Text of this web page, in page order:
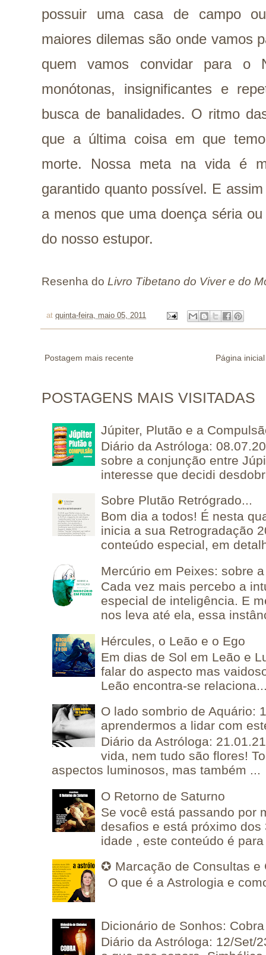
possuir uma casa de campo
maiores dilemas são onde vamos
quem vamos convidar para o
monótonas, insignificantes e
busca de banalidades. O ritmo
que a última coisa em que
morte. Nossa meta na vida é
garantido quanto possível. E
a menos que uma doença séria
do nosso estupor.
Resenha do Livro Tibetano do Viver e do
at quinta-feira, maio 05, 2011
Postagem mais recente Página inicial
POSTAGENS MAIS VISITADAS
Júpiter, Plutão e a
Diário da Astróloga:
sobre a conjunção entre
interesse que decidi
Sobre Plutão Retrógrado...
Bom dia a todos! É nesta
inicia a sua Retrogradação
conteúdo especial, em
Mercúrio em Peixes: sobre
Cada vez mais percebo a
especial de inteligência. E
nos leva até ela, essa
Hércules, o Leão e o Ego
Em dias de Sol em Leão e
falar do aspecto mas
Leão encontra-se
O lado sombrio de Aquário:
aprendermos a lidar com
Diário da Astróloga:
vida, nem tudo são flores!
aspectos luminosos, mas também ...
O Retorno de Saturno
Se você está passando por
desafios e está próximo
idade , este conteúdo é
✪ Marcação de Consultas e
O que é a Astrologia e
Dicionário de Sonhos: Cobra
Diário da Astróloga: 12/Set/